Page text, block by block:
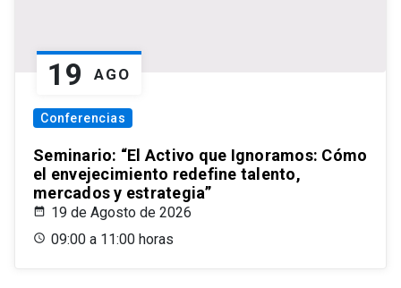
19 AGO
Conferencias
Seminario: “El Activo que Ignoramos: Cómo
el envejecimiento redefine talento,
mercados y estrategia”
19 de Agosto de 2026
09:00 a 11:00 horas